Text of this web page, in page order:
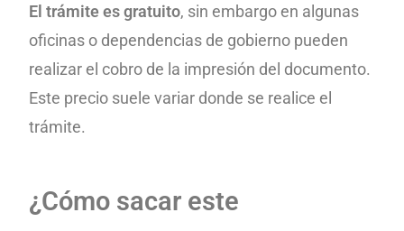
El trámite es gratuito, sin embargo en algunas
oficinas o dependencias de gobierno pueden
realizar el cobro de la impresión del documento.
Este precio suele variar donde se realice el
trámite.
¿Cómo sacar este